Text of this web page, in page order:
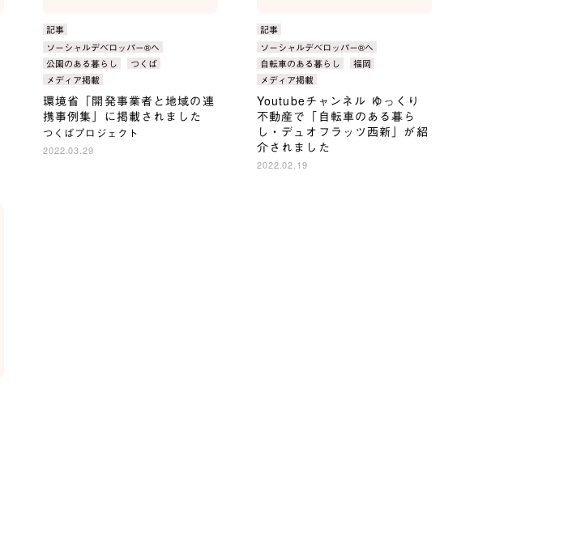
カ
テ
ゴ
リ：
記事
タ
グ：
ソーシャルデベロッパー®へ
公園のある暮らし
つくば
メディア掲載
環境省「開発事業者と地域の連
携事例集」に掲載されました
つくばプロジェクト
2022.03.29
カ
テ
ゴ
リ：
記事
タ
グ：
ソーシャルデベロッパー®へ
自転車のある暮らし
福岡
メディア掲載
Youtubeチャンネル ゆっくり
不動産で「自転車のある暮ら
し・デュオフラッツ西新」が紹
介されました
2022.02.19